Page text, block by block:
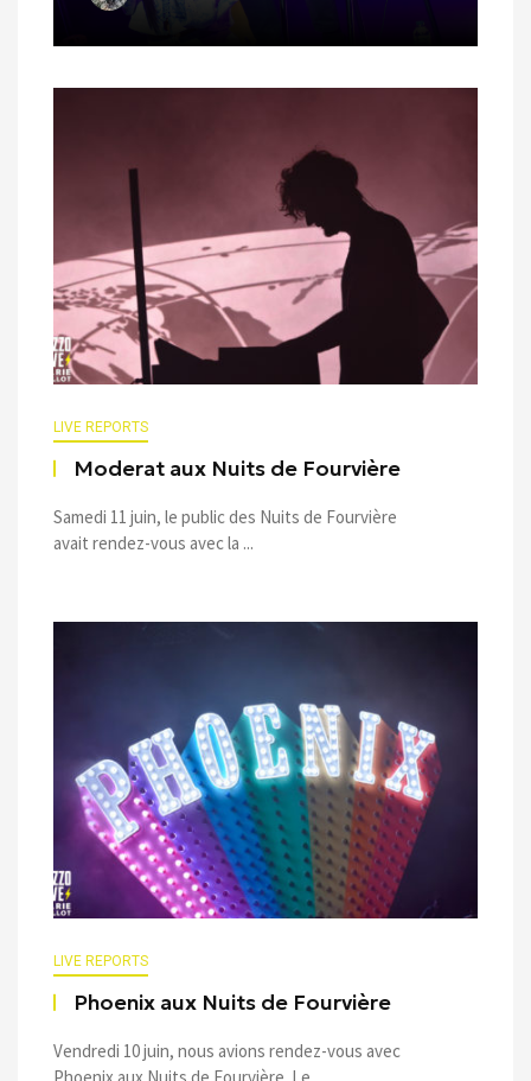
LIVE REPORTS
Moderat aux Nuits de Fourvière
Samedi 11 juin, le public des Nuits de Fourvière
avait rendez-vous avec la ...
LIVE REPORTS
Phoenix aux Nuits de Fourvière
Vendredi 10 juin, nous avions rendez-vous avec